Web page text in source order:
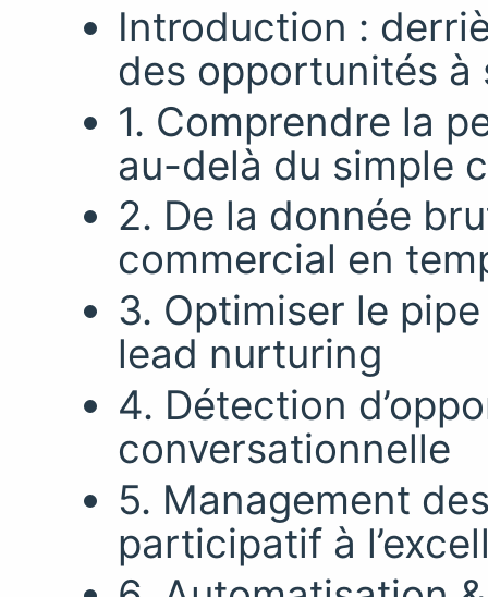
Introduction :
des opportunités à
1. Comprendre la
au-delà du simple
2. De la donnée
commercial en
3. Optimiser le
lead nurturing
4. Détection
conversationnelle
5. Management
participatif à